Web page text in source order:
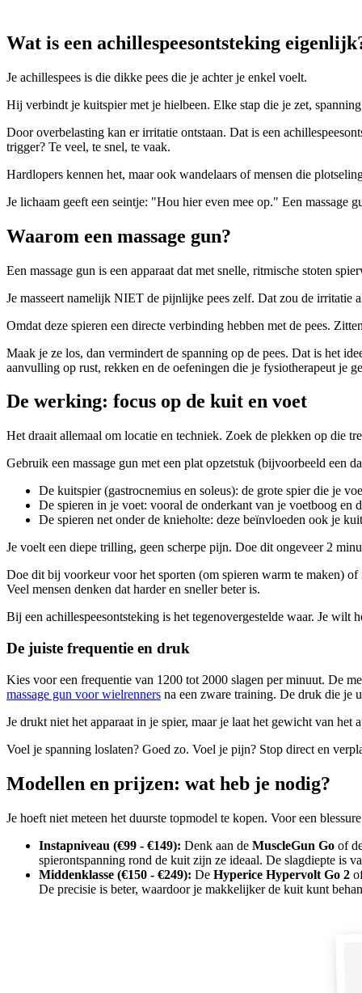
Wat is een achillespeesontsteking
Je achillespees is die dikke pees die je achter je enkel voelt.
Hij verbindt je kuitspier met je hielbeen. Elke stap die je zet,
Door overbelasting kan er irritatie ontstaan. Dat is een
trigger? Te veel, te snel, te vaak.
Hardlopers kennen het, maar ook wandelaars of mensen die
Je lichaam geeft een seintje: "Hou hier even mee op." Een massage
Waarom een massage gun?
Een massage gun is een apparaat dat met snelle, ritmische stoten
Je masseert namelijk NIET de pijnlijke pees zelf. Dat zou de irritatie
Omdat deze spieren een directe verbinding hebben met de pees.
Maak je ze los, dan vermindert de spanning op de pees. Dat is het
aanvulling op rust, rekken en de oefeningen die je fysiotherapeut je
De werking: focus op de kuit en voet
Het draait allemaal om locatie en techniek. Zoek de plekken op die
Gebruik een massage gun met een plat opzetstuk (bijvoorbeeld een
De kuitspier (gastrocnemius en soleus): de grote spier die je
De spieren in je voet: vooral de onderkant van je voetboog en
De spieren net onder de knieholte: deze beïnvloeden ook je
Je voelt een diepe trilling, geen scherpe pijn. Doe dit ongeveer 2
Doe dit bij voorkeur voor het sporten (om spieren warm te maken)
Veel mensen denken dat harder en sneller beter is.
Bij een achillespeesontsteking is het tegenovergestelde waar. Je wilt
De juiste frequentie en druk
Kies voor een frequentie van 1200 tot 2000 slagen per minuut. De
massage gun voor wielrenners na een zware training. De druk die je
Je drukt niet het apparaat in je spier, maar je laat het gewicht van het
Voel je spanning loslaten? Goed zo. Voel je pijn? Stop direct en
Modellen en prijzen: wat heb je nodig?
Je hoeft niet meteen het duurste topmodel te kopen. Voor een
Instapniveau (€99 - €149): Denk aan de MuscleGun Go of
spierontspanning rond de kuit zijn ze ideaal. De slagdiepte is
Middenklasse (€150 - €249): De Hyperice Hypervolt Go 2
De precisie is beter, waardoor je makkelijker de kuit kunt